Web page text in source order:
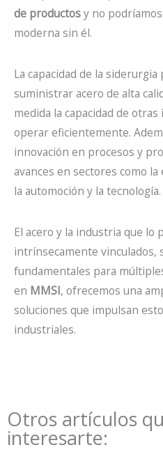
de productosy no
moderna sin él.
La capacidad de la
suministrar acero de alta
medida la capacidad de
operar eficientemente.
innovación en procesos y
avances en sectores como
la automoción y la tecnología.
El acero y la industria que lo
intrínsecamente vinculados,
fundamentales para
en MMSI, ofrecemos una
soluciones que impulsan
industriales.
Otros artículos
interesarte: